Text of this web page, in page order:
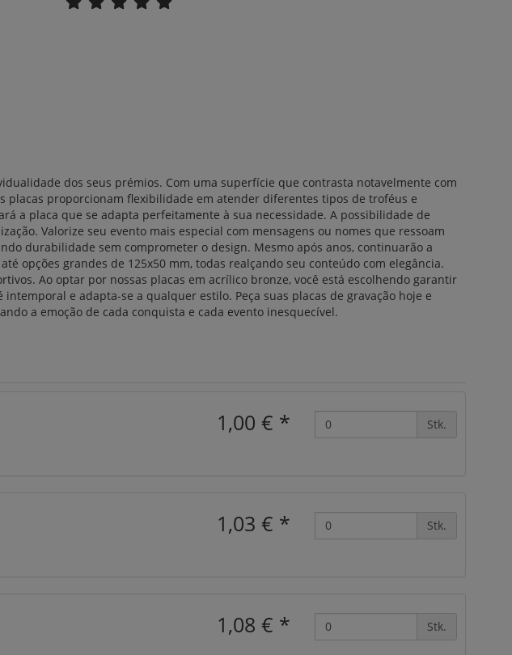
dos seus prémios. Com uma superfície que contrasta notavelmente com
placas proporcionam flexibilidade em atender diferentes tipos de troféus e
a placa que se adapta perfeitamente à sua necessidade. A possibilidade de
Valorize seu evento mais especial com mensagens ou nomes que ressoam
durabilidade sem comprometer o design. Mesmo após anos, continuarão a
opções grandes de 125x50 mm, todas realçando seu conteúdo com elegância.
Ao optar por nossas placas em acrílico bronze, você está escolhendo garantir
intemporal e adapta-se a qualquer estilo. Peça suas placas de gravação hoje e
a emoção de cada conquista e cada evento inesquecível.
1,00 € * Stk.
1,03 € * Stk.
1,08 € * Stk.